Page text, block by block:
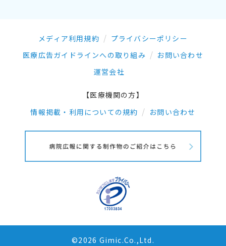
メディア利用規約
プライバシーポリシー
医療広告ガイドラインへの取り組み
お問い合わせ
運営会社
【医療機関の方】
情報掲載・利用についての規約
お問い合わせ
©2026 Gimic.Co.,Ltd.